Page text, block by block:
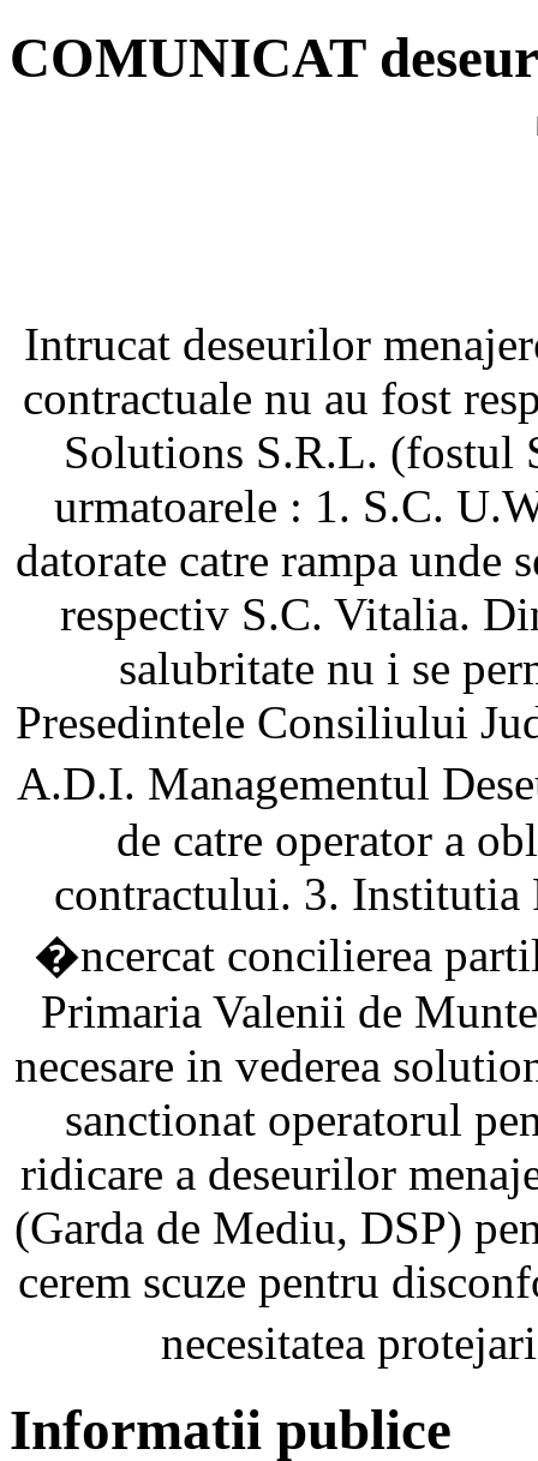
COMUNICAT
Intrucat deseurilor
contractuale nu au fost
Solutions S.R.L. (fostul
urmatoarele : 1. S.C.
datorate catre rampa unde
respectiv S.C. Vitalia.
salubritate nu i se
Presedintele Consiliului
A.D.I. Managementul
de catre operator a
contractului. 3. Institutia
�ncercat concilierea
Primaria Valenii de
necesare in vederea
sanctionat operatorul
ridicare a deseurilor
(Garda de Mediu, DSP)
cerem scuze pentru
necesitatea
Informatii publice